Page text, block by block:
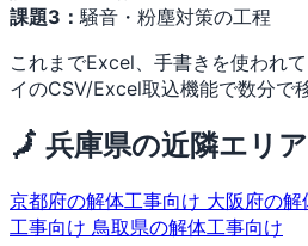
課題3：騒音・粉塵対策の工程
これまでExcel、手書きを使われ
イのCSV/Excel取込機能で数分で
🗾 兵庫県の近隣エリア
京都府の解体工事向け 大阪府の解
工事向け 鳥取県の解体工事向け